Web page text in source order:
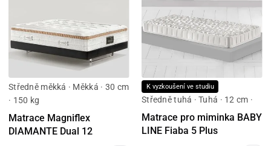
Středně měkká · Měkká · 30 cm
· 150 kg
Matrace Magniflex
DIAMANTE Dual 12
K vyzkoušení ve studiu
Středně tuhá · Tuhá · 12 cm ·
Matrace pro miminka BABY
LINE Fiaba 5 Plus